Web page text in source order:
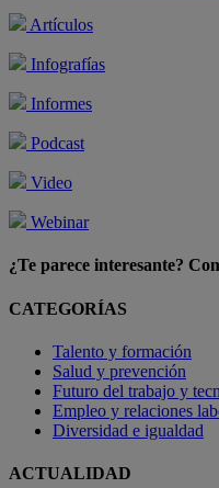
Artículos
Infografías
Informes
Podcast
Video
Webinar
¿Te parece interesante?
CATEGORÍAS
Talento y formación
Salud y prevención
Futuro del trabajo y
Empleo y relaciones
Diversidad e igualdad
ACTUALIDAD